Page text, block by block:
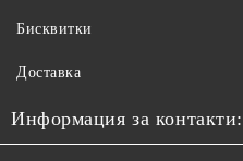
Бисквитки
Доставка
Информация за контакти: